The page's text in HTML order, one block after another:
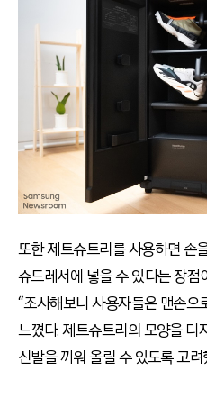
또한 제트슈트리를 사용하면 손
슈드레서에 넣을 수 있다는 장점
“조사해보니 사용자들은 맨손으
느꼈다. 제트슈트리의 모양을 디
신발을 끼워 올릴 수 있도록 고려